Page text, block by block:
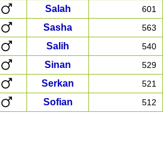
Salah 601
Sasha 563
Salih 540
Sinan 529
Serkan 521
Sofian 512